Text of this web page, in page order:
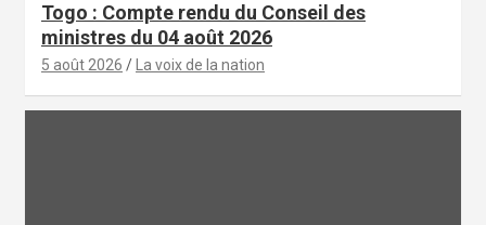
Togo : Compte rendu du Conseil des
ministres du 04 août 2026
5 août 2026 La voix de la nation